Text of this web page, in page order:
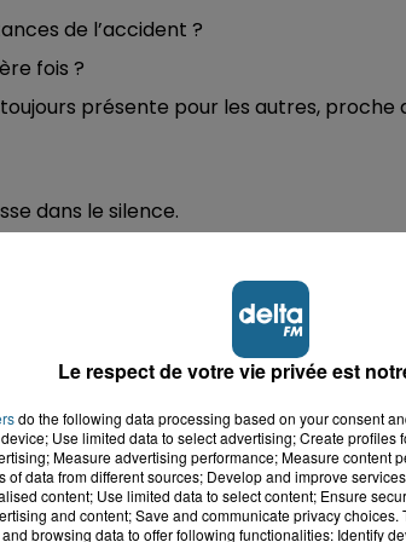
de l’accident ?
fois ?
toujours présente pour les autres, proche
dans le silence.
des réponses,
ne pas savoir exactement ce qu’il
de Kenza à écouter ce
Le respect de votre vie privée est
do the following data processing based on your consent
Use limited data to select advertising; Create
Measure advertising performance; Measure content
of data from different sources; Develop and improve
content; Use limited data to select content; Ensure
and content; Save and communicate privacy
browsing data to offer following functionalities: Identify